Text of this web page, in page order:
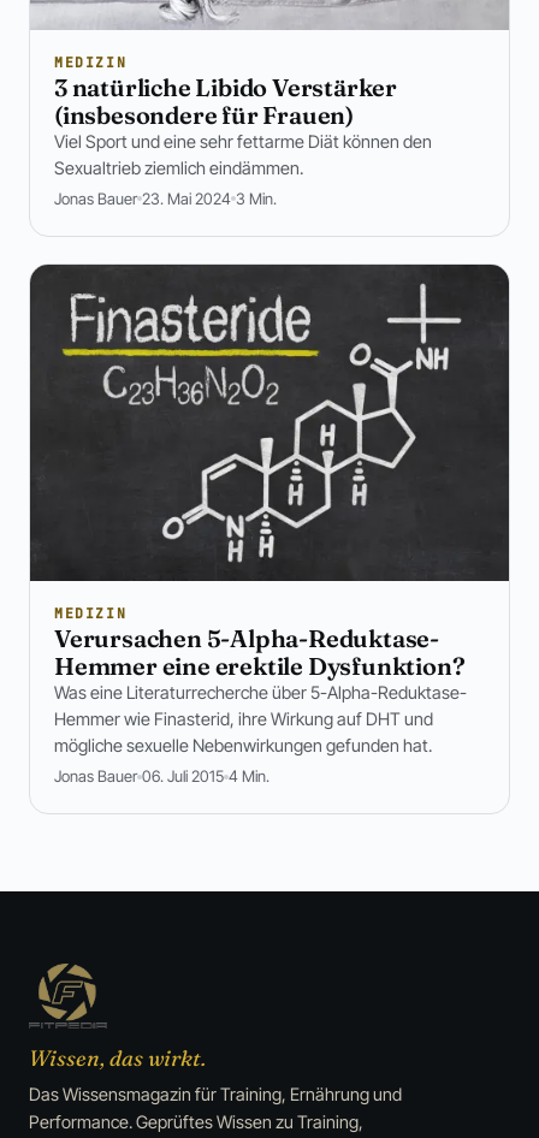
MEDIZIN
3 natürliche Libido Verstärker
(insbesondere für Frauen)
Viel Sport und eine sehr fettarme Diät können den
Sexualtrieb ziemlich eindämmen.
Jonas Bauer 23. Mai 2024 3 Min.
MEDIZIN
Verursachen 5-Alpha-Reduktase-
Hemmer eine erektile Dysfunktion?
Was eine Literaturrecherche über 5-Alpha-Reduktase-
Hemmer wie Finasterid, ihre Wirkung auf DHT und
mögliche sexuelle Nebenwirkungen gefunden hat.
Jonas Bauer 06. Juli 2015 4 Min.
Wissen, das wirkt.
Das Wissensmagazin für Training, Ernährung und
Performance. Geprüftes Wissen zu Training,